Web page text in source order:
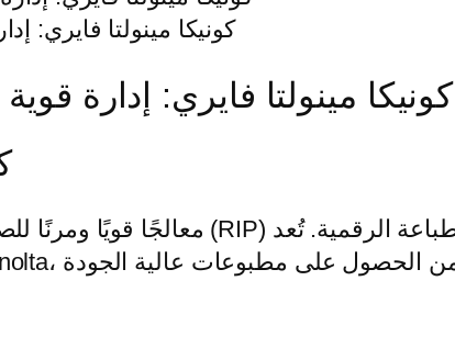
كونيكا مينولتا فايري:
كونيكا مينولتا فايري: إدارة